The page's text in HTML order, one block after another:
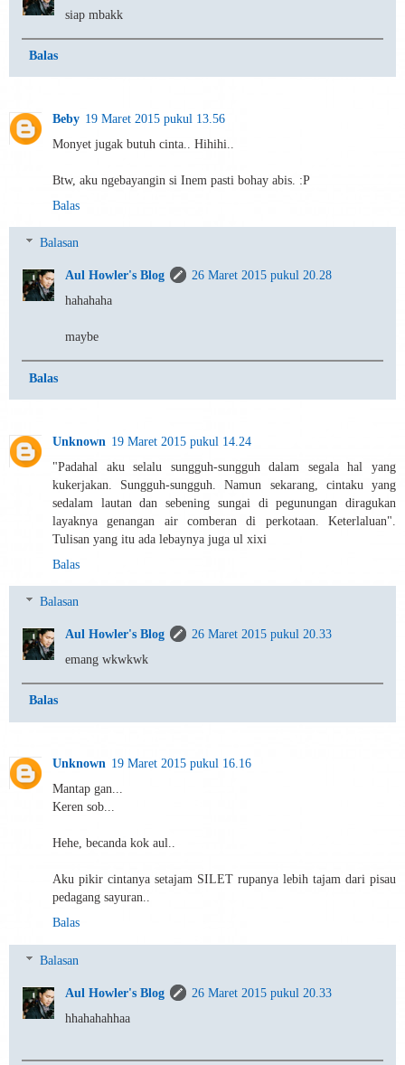
siap mbakk
Balas
Beby 19 Maret 2015 pukul 13.56
Monyet jugak butuh cinta.. Hihihi..
Btw, aku ngebayangin si Inem pasti bohay abis. :P
Balas
Balasan
Aul Howler's Blog
26 Maret 2015 pukul 20.28
hahahaha
maybe
Balas
Unknown 19 Maret 2015 pukul 14.24
"Padahal aku selalu sungguh-sungguh dalam segala hal yang
kukerjakan. Sungguh-sungguh. Namun sekarang, cintaku yang
sedalam lautan dan sebening sungai di pegunungan diragukan
layaknya genangan air comberan di perkotaan. Keterlaluan".
Tulisan yang itu ada lebaynya juga ul xixi
Balas
Balasan
Aul Howler's Blog
26 Maret 2015 pukul 20.33
emang wkwkwk
Balas
Unknown 19 Maret 2015 pukul 16.16
Mantap gan...
Keren sob...
Hehe, becanda kok aul..
Aku pikir cintanya setajam SILET rupanya lebih tajam dari pisau
pedagang sayuran..
Balas
Balasan
Aul Howler's Blog
26 Maret 2015 pukul 20.33
hhahahahhaa